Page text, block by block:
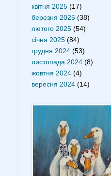
квітня 2025 (17)
березня 2025 (38)
лютого 2025 (54)
січня 2025 (84)
грудня 2024 (53)
листопада 2024 (8)
жовтня 2024 (4)
вересня 2024 (14)